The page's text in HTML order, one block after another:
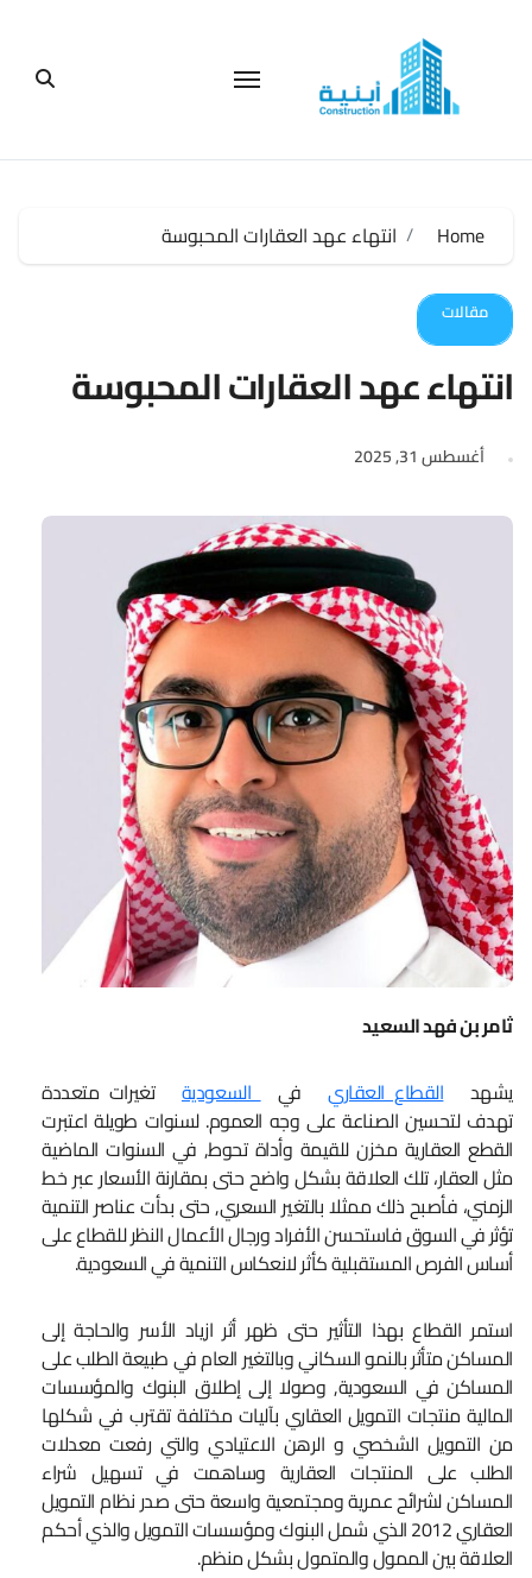
Home انتهاء عهد العقارات المحبوسة
مقالات
انتهاء عهد العقارات المحبوسة
أغسطس 31, 2025
ثامر بن فهد السعيد
يشهد
القطاع العقاري في السعودية
تغيرات متعددة
تهدف لتحسين الصناعة على وجه العموم. لسنوات طويلة اعتبرت
القطع العقارية مخزن للقيمة وأداة تحوط, في السنوات الماضية
مثل العقار، تلك العلاقة بشكل واضح حتى بمقارنة الأسعار عبر خط
الزمني، فأصبح ذلك ممثلا بالتغير السعري, حتى بدأت عناصر التنمية
تؤثر في السوق فاستحسن الأفراد ورجال الأعمال النظر للقطاع على
أساس الفرص المستقبلية كأثر لانعكاس التنمية في السعودية.
استمر القطاع بهذا التأثير حتى ظهر أثر ازياد الأسر والحاجة إلى
المساكن متأثر بالنمو السكاني وبالتغير العام في طبيعة الطلب على
المساكن في السعودية, وصولا إلى إطلاق البنوك والمؤسسات
المالية منتجات التمويل العقاري بآليات مختلفة تقترب في شكلها
من التمويل الشخصي و الرهن الاعتيادي والتي رفعت معدلات
الطلب على المنتجات العقارية وساهمت في تسهيل شراء
المساكن لشرائح عمرية ومجتمعية واسعة حتى صدر نظام التمويل
العقاري 2012 الذي شمل البنوك ومؤسسات التمويل والذي أحكم
العلاقة بين الممول والمتمول بشكل منظم.